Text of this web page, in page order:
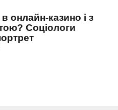
онлайн-казино і з
Соціологи